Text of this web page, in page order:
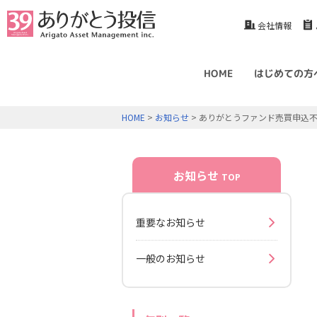
会社情報
HOME はじめての方
HOME > お知らせ > ありがとうファンド売買申込
お知らせ TOP
重要なお知らせ
一般のお知らせ